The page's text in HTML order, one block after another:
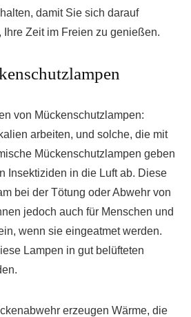
damit Sie sich darauf
Ihre Zeit im Freien zu genießen.
von Mückenschutzlampen:
arbeiten, und solche, die mit
Mückenschutzlampen geben
Insektiziden in die Luft ab. Diese
bei der Tötung oder Abwehr von
jedoch auch für Menschen und
wenn sie eingeatmet werden.
Lampen in gut belüfteten
erzeugen Wärme, die